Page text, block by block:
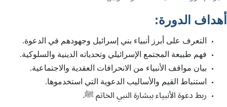
أهداف الدورة:
التعرف على أبرز أنبياء بني إسرائيل وجهودهم في الدعوة.
فهم طبيعة المجتمع الإسرائيلي وتحدياته الدينية والسلوكية.
بيان مواقف الأنبياء من الانحرافات العقدية والاجتماعية.
استنباط القيم والأساليب الدعوية التي استخدموها.
ربط دعوة الأنبياء ببشارة النبي الخاتم ﷺ.